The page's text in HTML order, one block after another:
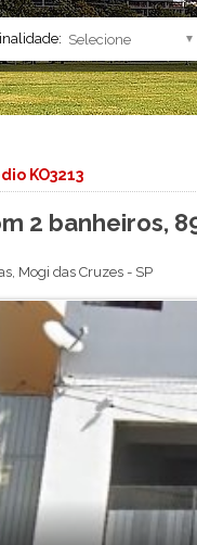
Sala Comercial
Salão
Sítio
Sobrado
Terreno em Condomínio
KO3213
2 banheiros,
, Mogi das Cruzes- SP